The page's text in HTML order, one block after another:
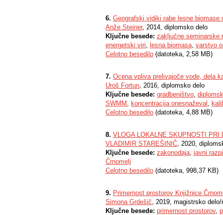
6. Geografski vidiki rabe lesne biomase
Anže Steiner, 2014, diplomsko delo
Ključne besede: zaključne seminarske
energetski viri, lesna biomasa, varstvo
Celotno besedilo (datoteka, 2,58 MB)
7. Ocena vpliva prelivajoče vode, dela
Uroš Fortun, 2016, diplomsko delo
Ključne besede: gradbeništvo,
SWMM , koncentracija onesnaževal ,
Celotno besedilo (datoteka, 4,88 MB)
8. VLOGA LOKALNE SKUPNOSTI PRI
VLADIMIR STAREŠINIČ, 2020,
Ključne besede: zakonodaja, javni
Črnomelj
Celotno besedilo (datoteka, 998,37 KB)
9. Primernost prostorov Knjižnice
Simona Grdešič, 2019, magistrsko delo/
Ključne besede: primernost prostorov,